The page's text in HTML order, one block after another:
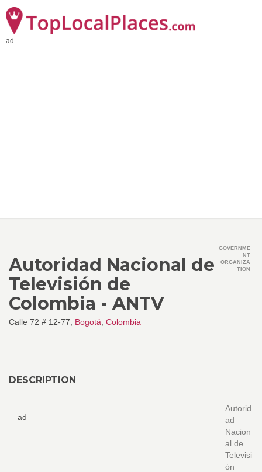
ad
Autoridad Nacional de
Televisión de
Colombia - ANTV
Calle 72 # 12-77, Bogotá Colombia
GOVERNME
NT
ORGANIZA
TION
DESCRIPTION
ad
Autorid
ad
Nacion
al de
Televisi
ón